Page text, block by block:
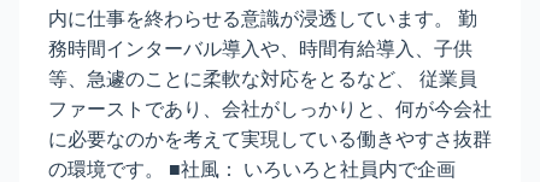
内に仕事を終わらせる意識が浸透しています。 勤
務時間インターバル導入や、時間有給導入、子供
等、急遽のことに柔軟な対応をとるなど、 従業員
ファーストであり、会社がしっかりと、何が今会社
に必要なのかを考えて実現している働きやすさ抜群
の環境です。 ■社風： いろいろと社員内で企画